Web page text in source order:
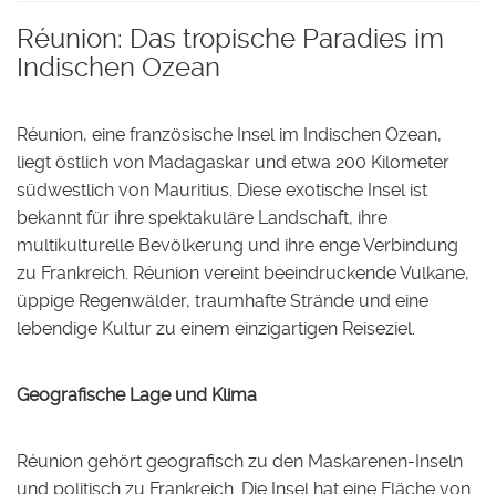
Réunion: Das tropische Paradies im
Indischen Ozean
Réunion, eine französische Insel im Indischen Ozean,
liegt östlich von Madagaskar und etwa 200 Kilometer
südwestlich von Mauritius. Diese exotische Insel ist
bekannt für ihre spektakuläre Landschaft, ihre
multikulturelle Bevölkerung und ihre enge Verbindung
zu Frankreich. Réunion vereint beeindruckende Vulkane,
üppige Regenwälder, traumhafte Strände und eine
lebendige Kultur zu einem einzigartigen Reiseziel.
Geografische Lage und Klima
Réunion gehört geografisch zu den Maskarenen-Inseln
und politisch zu Frankreich. Die Insel hat eine Fläche von